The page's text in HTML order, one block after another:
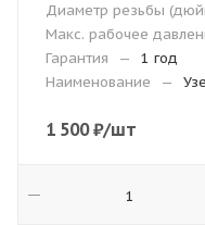
Диаметр резьбы
Макс. рабочее
Гарантия
—
1 год
Наименование
—
1 500₽/шт